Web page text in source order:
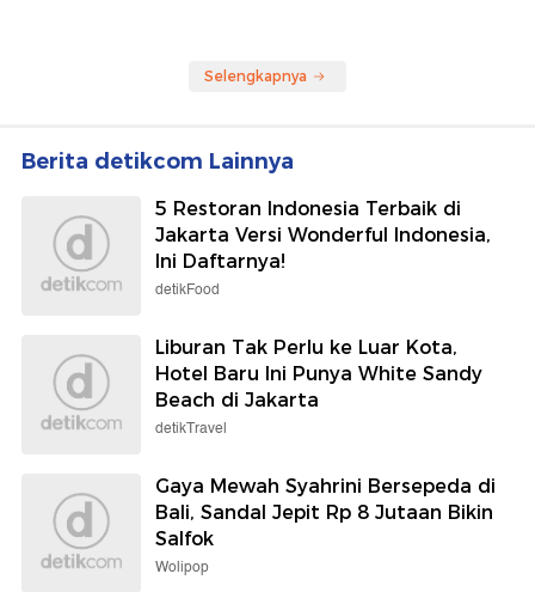
Selengkapnya
Berita detikcom Lainnya
5 Restoran Indonesia Terbaik di
Jakarta Versi Wonderful Indonesia,
Ini Daftarnya!
detikFood
Liburan Tak Perlu ke Luar Kota,
Hotel Baru Ini Punya White Sandy
Beach di Jakarta
detikTravel
Gaya Mewah Syahrini Bersepeda di
Bali, Sandal Jepit Rp 8 Jutaan Bikin
Salfok
Wolipop